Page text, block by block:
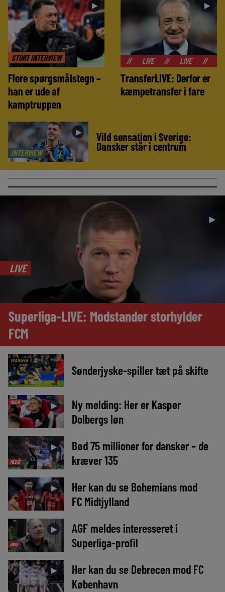
STORT INTERVIEW
►
Flere spørgsmålstegn –
han er ude af
kamptruppen
►
// LIVE LIVE //
TransferLIVE: Derfor er
kæmpetransfer i fare
INTERVIEW
► Vild sensation i Sverige:
Dansker står i centrum
►
LIVE
Superliga-LIVE: Modstander storhylder
FCM
TRANSFER
Sønderjyske-spiller tæt på skifte
MEDIE ►
Ny melding: Her er Kasper
Dolbergs løn
MEDIE
►
Bød 75 millioner for dansker – de
kræver 135
►
Her kan du se Bohemians mod
FC Midtjylland
AVIS
►
AGF meldes interesseret i
Superliga-profil
►
Her kan du se Debrecen mod FC
København